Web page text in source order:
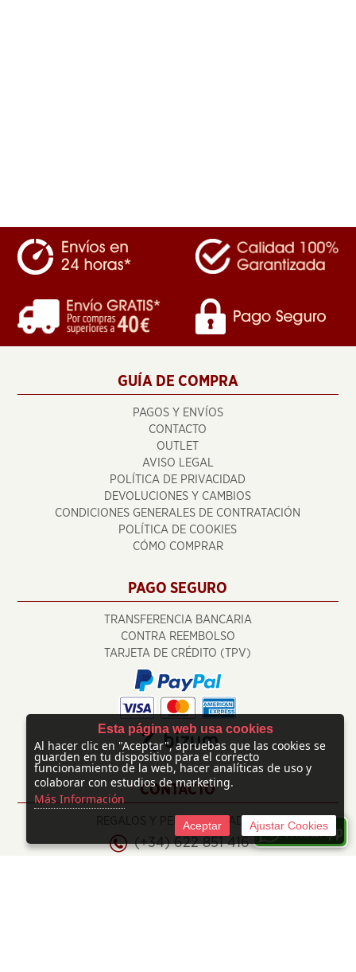
GUÍA DE COMPRA
PAGOS Y ENVÍOS
CONTACTO
OUTLET
AVISO LEGAL
POLÍTICA DE PRIVACIDAD
DEVOLUCIONES Y CAMBIOS
CONDICIONES GENERALES DE CONTRATACIÓN
POLÍTICA DE COOKIES
CÓMO COMPRAR
PAGO SEGURO
TRANSFERENCIA BANCARIA
CONTRA REEMBOLSO
TARJETA DE CRÉDITO (TPV)
CONTACTO
REGALOS Y PERSONALIZADOS
(+34) 622 851 416
Esta página web usa cookies
Al hacer clic en "Aceptar", apruebas que las cookies se
guarden en tu dispositivo para el correcto
funcionamiento de la web, hacer analíticas de uso y
colaborar con estudios de marketing.
Más Información
Aceptar Ajustar Cookies